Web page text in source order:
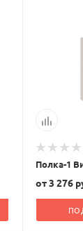
Полка-1
от3 276